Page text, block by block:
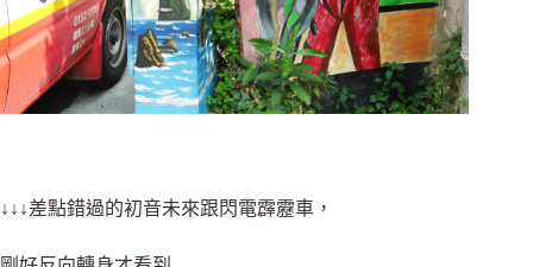
↓↓↓差點錯過的初音未來跟閃電霹靂車，